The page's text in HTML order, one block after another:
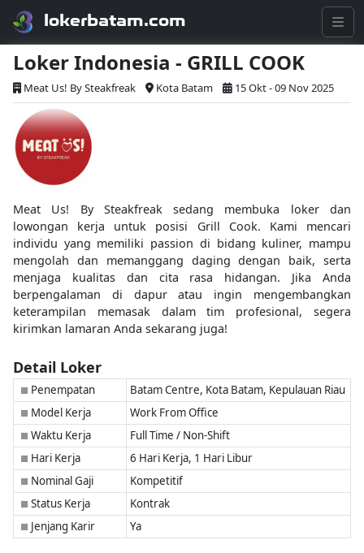
lokerbatam.com
Loker Indonesia - GRILL COOK
Meat Us! By Steakfreak Kota Batam 15 Okt - 09 Nov 2025
Meat Us! By Steakfreak sedang membuka loker dan
lowongan kerja untuk posisi Grill Cook. Kami mencari
individu yang memiliki passion di bidang kuliner, mampu
mengolah dan memanggang daging dengan baik, serta
menjaga kualitas dan cita rasa hidangan. Jika Anda
berpengalaman di dapur atau ingin mengembangkan
keterampilan memasak dalam tim profesional, segera
kirimkan lamaran Anda sekarang juga!
Detail Loker
■ Penempatan Batam Centre, Kota Batam, Kepulauan Riau
■ Model Kerja Work From Office
■ Waktu Kerja Full Time / Non-Shift
■ Hari Kerja 6 Hari Kerja, 1 Hari Libur
■ Nominal Gaji Kompetitif
■ Status Kerja Kontrak
■ Jenjang Karir Ya